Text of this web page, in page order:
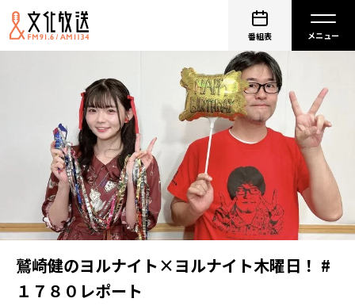
番組表
鷲崎健のヨルナイト×ヨルナイト木曜日！ #
１７８０レポート